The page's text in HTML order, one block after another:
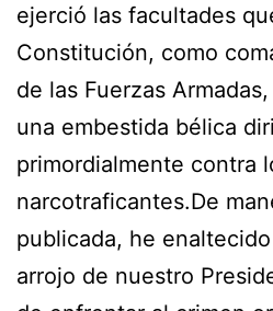
ejerció las facultades
Constitución, como
de las Fuerzas
una embestida bélica
primordialmente contra
narcotraficantes.De
publicada, he
arrojo de nuestro